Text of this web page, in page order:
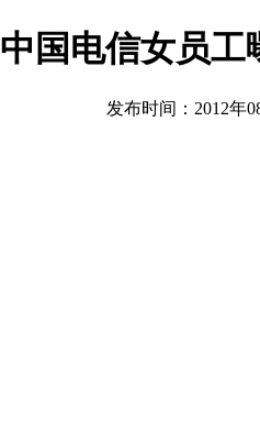
国电信女员工
发布时间：2012年